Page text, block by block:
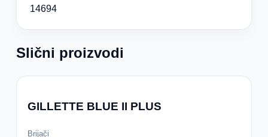
14694
Slični proizvodi
GILLETTE BLUE II PLUS
Brijači